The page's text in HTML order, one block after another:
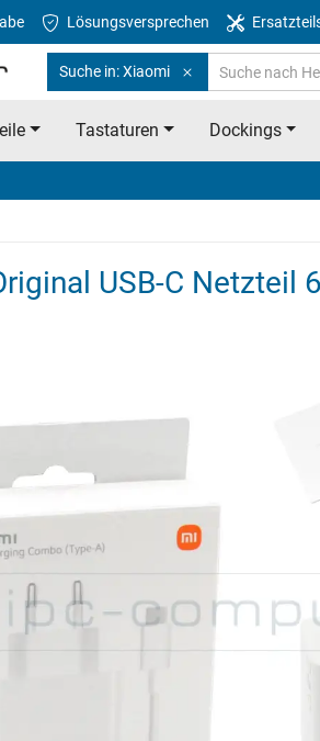
Lösungsversprechen
Suche in: Xiaomi
Tastaturen Dockings
USB-C Netzteil